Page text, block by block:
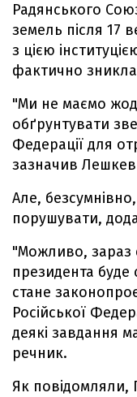
Радянського
земель після 17
з цією
фактично
"Ми не маємо
обґрунтувати
Федерації для
зазначив
Але,
порушувати,
"Можливо, зараз
президента
стане
Російської
деякі завдання
речник.
Як повідомляли,